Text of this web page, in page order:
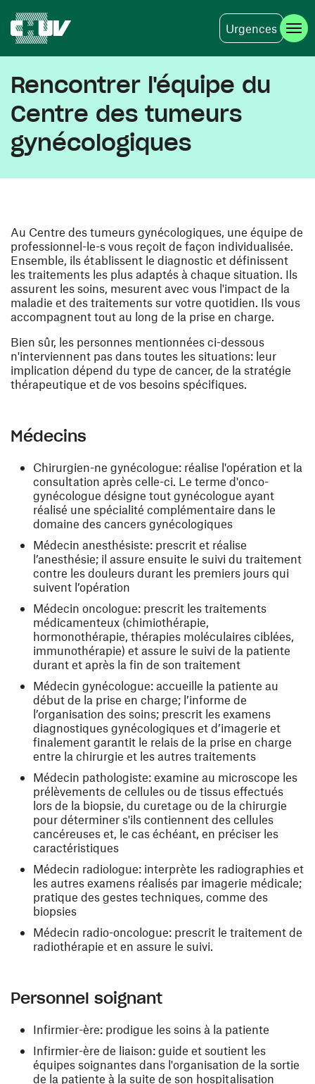
Urgences
Rencontrer l'équipe du
Centre des tumeurs
gynécologiques
Au Centre des tumeurs gynécologiques, une équipe de
professionnel-le-s vous reçoit de façon individualisée.
Ensemble, ils établissent le diagnostic et définissent
les traitements les plus adaptés à chaque situation. Ils
assurent les soins, mesurent avec vous l'impact de la
maladie et des traitements sur votre quotidien. Ils vous
accompagnent tout au long de la prise en charge.
Bien sûr, les personnes mentionnées ci-dessous
n'interviennent pas dans toutes les situations: leur
implication dépend du type de cancer, de la stratégie
thérapeutique et de vos besoins spécifiques.
Médecins
Chirurgien-ne gynécologue: réalise l'opération et la
consultation après celle-ci. Le terme d'onco-
gynécologue désigne tout gynécologue ayant
réalisé une spécialité complémentaire dans le
domaine des cancers gynécologiques
Médecin anesthésiste: prescrit et réalise
l’anesthésie; il assure ensuite le suivi du traitement
contre les douleurs durant les premiers jours qui
suivent l’opération
Médecin oncologue: prescrit les traitements
médicamenteux (chimiothérapie,
hormonothérapie, thérapies moléculaires ciblées,
immunothérapie) et assure le suivi de la patiente
durant et après la fin de son traitement
Médecin gynécologue: accueille la patiente au
début de la prise en charge; l’informe de
l’organisation des soins; prescrit les examens
diagnostiques gynécologiques et d’imagerie et
finalement garantit le relais de la prise en charge
entre la chirurgie et les autres traitements
Médecin pathologiste: examine au microscope les
prélèvements de cellules ou de tissus effectués
lors de la biopsie, du curetage ou de la chirurgie
pour déterminer s'ils contiennent des cellules
cancéreuses et, le cas échéant, en préciser les
caractéristiques
Médecin radiologue: interprète les radiographies et
les autres examens réalisés par imagerie médicale;
pratique des gestes techniques, comme des
biopsies
Médecin radio-oncologue: prescrit le traitement de
radiothérapie et en assure le suivi.
Personnel soignant
Infirmier-ère: prodigue les soins à la patiente
Infirmier-ère de liaison: guide et soutient les
équipes soignantes dans l'organisation de la sortie
de la patiente à la suite de son hospitalisation